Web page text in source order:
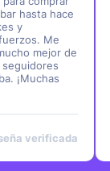
hasta hace
y
Me
mejor de
¡Muchas
verificada